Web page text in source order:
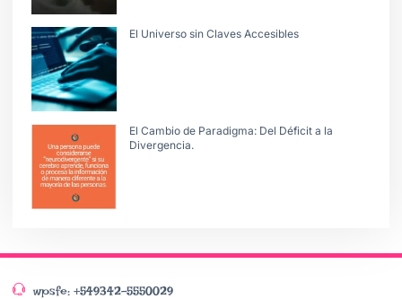
El Universo sin Claves Accesibles
El Cambio de Paradigma: Del Déficit a la
Divergencia.
wpsfe: +549342-5550029